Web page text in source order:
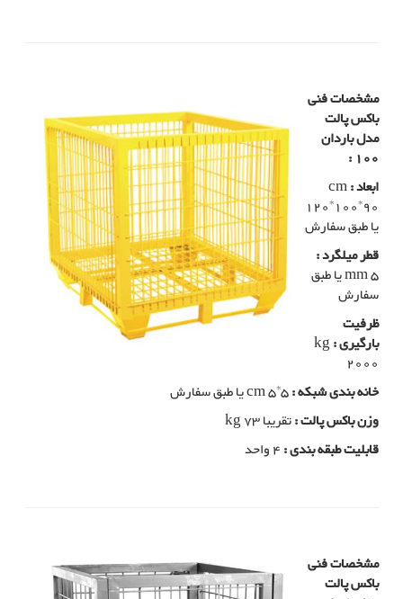
مشخصات فنی
باکس پالت
مدل باردان
100 :
ابعاد :cm
120*100*90
یا طبق سفارش
قطر میلگرد :
mm 5 یا طبق
سفارش
ظرفیت
بارگیری :kg
2000
خانه بندی شبکه :cm 5*5 یا طبق سفارش
وزن باکس پالت :تقریبا kg 73
قابلیت طبقه بندی :
مشخصات فنی
باکس پالت